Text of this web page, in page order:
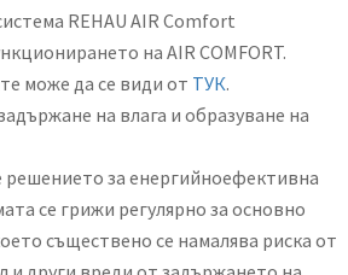
REHAU AIR Comfort
на AIR COMFORT.
може да се види от ТУК.
на влага и образуване на
решението за енергийноефективна
се грижи регулярно за основно
съществено се намалява риска от